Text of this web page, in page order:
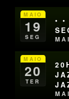
MAIO
19
SEG
•
MAIO
20
TER